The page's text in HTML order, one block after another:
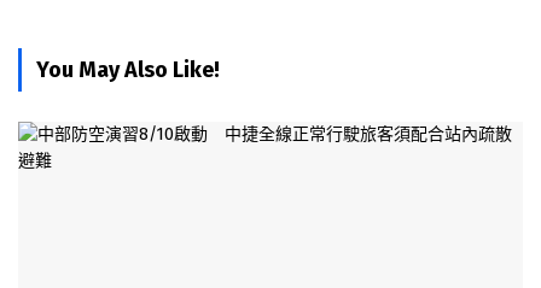
You May Also Like!